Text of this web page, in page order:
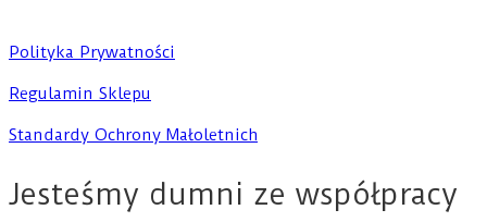
Polityka Prywatności
Regulamin Sklepu
Standardy Ochrony Małoletnich
Jesteśmy dumni ze współpracy